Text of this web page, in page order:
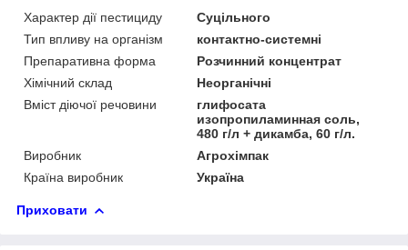
Характер дії пестициду
Суцільного
Тип впливу на організм
контактно-системні
Препаративна форма
Розчинний концентрат
Хімічний склад
Неорганічні
Вміст діючої речовини
глифосата
изопропиламинная соль,
480 г/л + дикамба, 60 г/л.
Виробник
Агрохімпак
Країна виробник
Україна
Приховати